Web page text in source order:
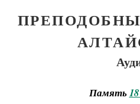
Память